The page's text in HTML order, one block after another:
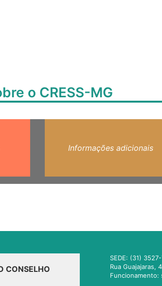
o CRESS-MG
Informações adicionais
CONSELHO
SEDE: (31)
Rua Guajajaras,
Funcionamento: